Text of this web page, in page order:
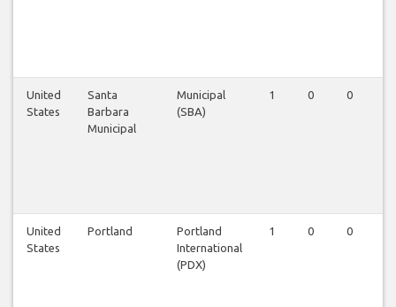
United
States
Santa
Barbara
Municipal
Municipal
(SBA)
1 0 0
United
States
Portland
Portland
International
(PDX)
1 0 0